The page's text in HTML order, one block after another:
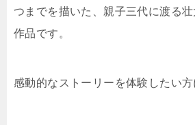
つまでを描いた、親子三代に渡る
作品です。
感動的なストーリーを体験したい方